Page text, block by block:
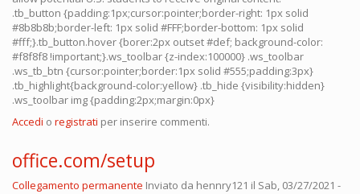
.tb_button {padding:1px;cursor:pointer;border-right: 1px solid
#8b8b8b;border-left: 1px solid #FFF;border-bottom: 1px solid
#fff;}.tb_button.hover {borer:2px outset #def; background-color:
#f8f8f8 !important;}.ws_toolbar {z-index:100000} .ws_toolbar
.ws_tb_btn {cursor:pointer;border:1px solid #555;padding:3px}
.tb_highlight{background-color:yellow} .tb_hide {visibility:hidden}
.ws_toolbar img {padding:2px;margin:0px}
Accedi o registrati per inserire commenti.
office.com/setup
Collegamento permanente Inviato da hennry121 il Sab, 03/27/2021 -